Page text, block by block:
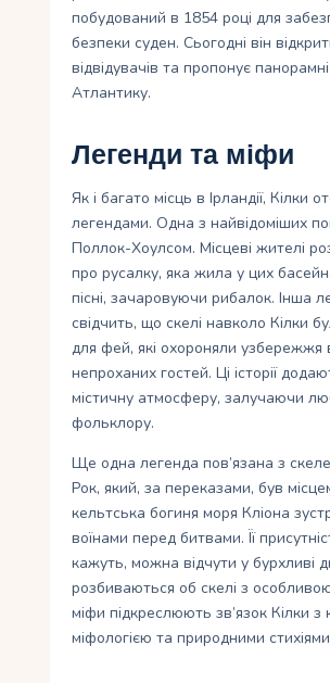
побудований в 1854 році для
безпеки суден. Сьогодні він
відвідувачів та пропонує
Атлантику.
Легенди та міфи
Як і багато місць в Ірландії, Кілки
легендами. Одна з найвідоміших
Поллок-Хоулсом. Місцеві жителі
про русалку, яка жила у цих
пісні, зачаровуючи рибалок. Інша
свідчить, що скелі навколо Кілки
для фей, які охороняли узбережжя
непроханих гостей. Ці історії
містичну атмосферу, залучаючи
фольклору.
Ще одна легенда пов’язана з
Рок, який, за переказами, був
кельтська богиня моря Кліона
воїнами перед битвами. Її
кажуть, можна відчути у бурхливі
розбиваються об скелі з
міфи підкреслюють зв’язок Кілки з
міфологією та природними